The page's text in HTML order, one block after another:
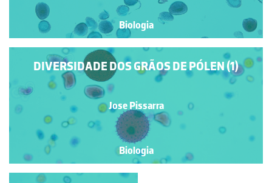
Biologia
DIVERSIDADE DOS GRÃOS DE PÓLEN (1)
Jose Pissarra
Biologia